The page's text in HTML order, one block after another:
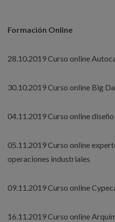
Formación Online
28.10.2019 Curso online
30.10.2019 Curso online Big
04.11.2019 Curso online
05.11.2019 Curso online
operaciones industriales
09.11.2019 Curso online
16.11.2019 Curso online